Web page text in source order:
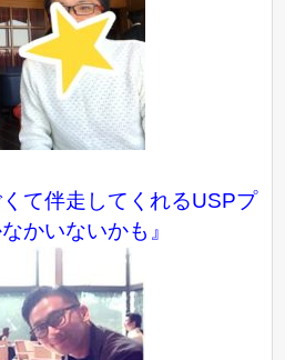
くて伴走してくれるUSPプ
かいないかも』